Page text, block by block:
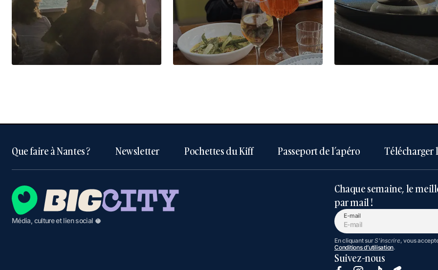
Média, culture et lien social 🥥
Que faire à Nantes ? Newsletter Pochettes du Kiff Passeport de l’apéro Télécharger
Chaque semaine, le
par mail !
E-mail
En cliquant surS'inscrire, vous
Conditions d’utilisation.
Suivez-nous